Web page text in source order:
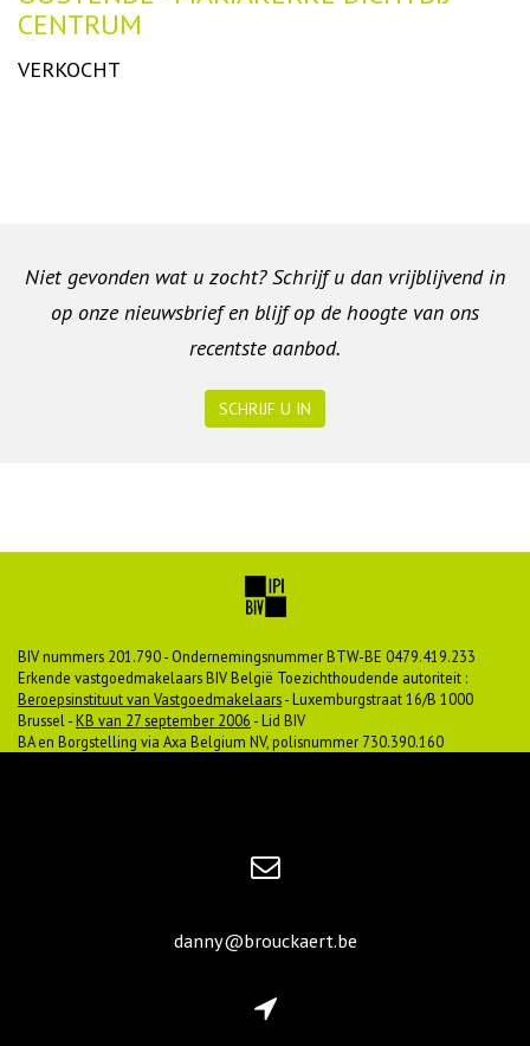
CENTRUM
VERKOCHT
Niet gevonden wat u zocht? Schrijf u dan vrijblijvend in
op onze nieuwsbrief en blijf op de hoogte van ons
recentste aanbod.
SCHRIJF U IN
BIV nummers 201.790 - Ondernemingsnummer BTW-BE 0479.419.233
Erkende vastgoedmakelaars BIV België Toezichthoudende autoriteit :
Beroepsinstituut van Vastgoedmakelaars- Luxemburgstraat 16/B 1000
Brussel -KB van 27 september 2006 - Lid BIV
BA en Borgstelling via Axa Belgium NV, polisnummer 730.390.160
danny@brouckaert.be